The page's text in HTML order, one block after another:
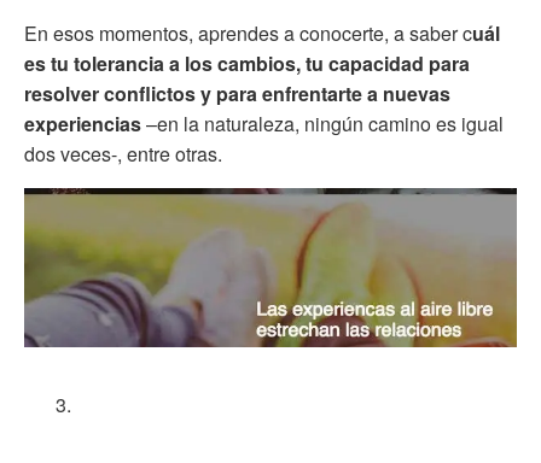
En esos momentos, aprendes a conocerte, a saber cuál
es tu tolerancia a los cambios, tu capacidad para
resolver conflictos y para enfrentarte a nuevas
experiencias–en la naturaleza, ningún camino es igual
dos veces-, entre otras.